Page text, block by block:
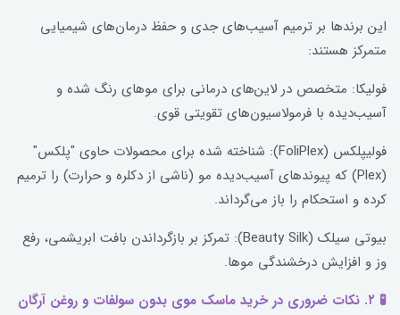
این برندها بر ترمیم آسیب‌های جدی و حفظ درمان‌های شیمیایی
متمرکز هستند:
فولیکا: متخصص در لاین‌های درمانی برای موهای رنگ شده و
آسیب‌دیده با فرمولاسیون‌های تقویتی قوی.
فولیپلکس (FoliPlex): شناخته شده برای محصولات حاوی "پلکس"
(Plex) که پیوندهای آسیب‌دیده مو (ناشی از دکلره و حرارت) را ترمیم
کرده و استحکام را باز می‌گرداند.
بیوتی سیلک (Beauty Silk): تمرکز بر بازگرداندن بافت ابریشمی، رفع
وز و افزایش درخشندگی موها.
🧪 ۲. نکات ضروری در خرید ماسک موی بدون سولفات و روغن آرگان